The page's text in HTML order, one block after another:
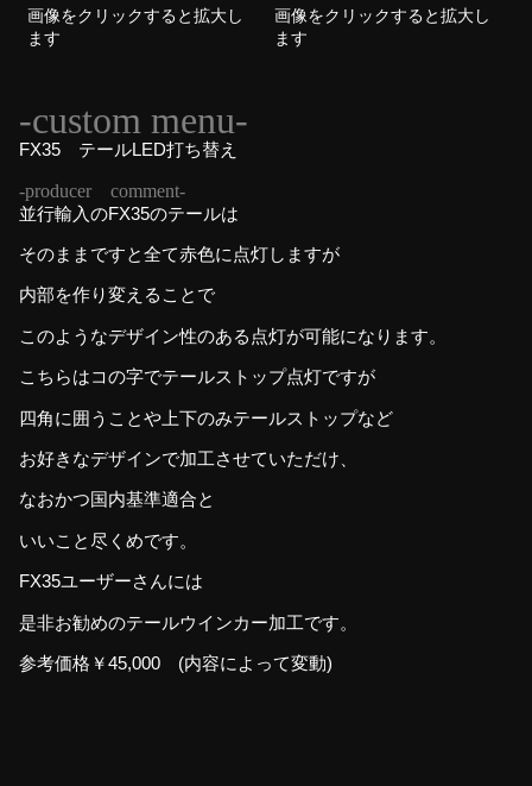
画像をクリックすると拡大し
ます
画像をクリックすると拡大し
ます
-custom menu-
FX35 テールLED打ち替え
-producer comment-
並行輸入のFX35のテールは
そのままですと全て赤色に点灯しますが
内部を作り変えることで
このようなデザイン性のある点灯が可能になります。
こちらはコの字でテールストップ点灯ですが
四角に囲うことや上下のみテールストップなど
お好きなデザインで加工させていただけ、
なおかつ国内基準適合と
いいこと尽くめです。
FX35ユーザーさんには
是非お勧めのテールウインカー加工です。
参考価格￥45,000 (内容によって変動)